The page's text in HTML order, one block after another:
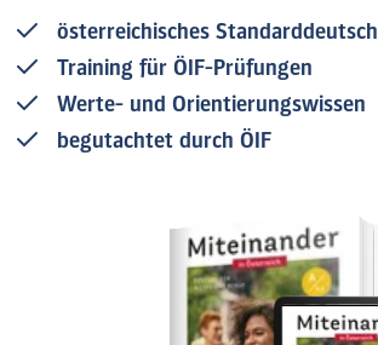
und Beruf. Es setzt die Inhalte
Rahmencurriculums inklusive
Orientierungswissens um und
Integrationsprüfungen
österreichisches Standarddeutsch
Training für ÖIF-Prüfungen
Werte- und Orientierungswissen
begutachtet durch ÖIF